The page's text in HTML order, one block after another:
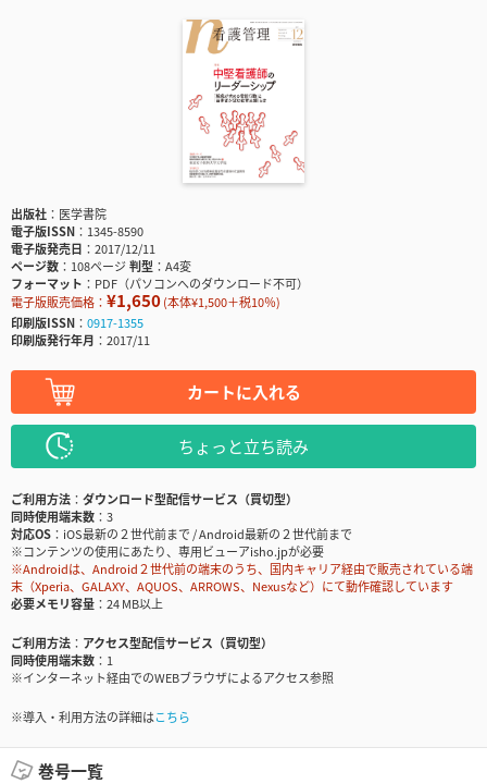
出版社
医学書院
電子版ISSN
1345-8590
電子版発売日
2017/12/11
ページ数
108ページ判型
A4変
フォーマット
PDF（パソコンへのダウンロード不可）
電子版販売価格： ¥1,650(本体¥1,500＋税10％)
印刷版ISSN
0917-1355
印刷版発行年月
2017/11
カートに入れる
ちょっと立ち読み
ご利用方法
ダウンロード型配信サービス（買切型）
同時使用端末数
3
対応OS
iOS最新の２世代前まで / Android最新の２世代前まで
※コンテンツの使用にあたり、専用ビューアisho.jpが必要
※Androidは、Android２世代前の端末のうち、国内キャリア経由で販売されている端
末（Xperia、GALAXY、AQUOS、ARROWS、Nexusなど）にて動作確認しています
必要メモリ容量
24 MB以上
ご利用方法
アクセス型配信サービス（買切型）
同時使用端末数
1
※インターネット経由でのWEBブラウザによるアクセス参照
※導入・利用方法の詳細はこちら
巻号一覧